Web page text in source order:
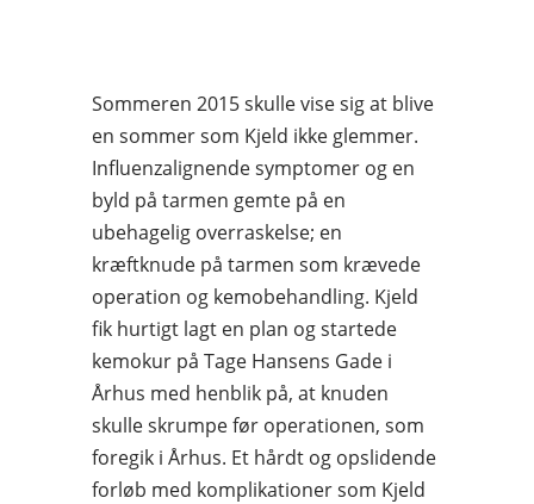
Sommeren 2015 skulle vise sig at blive
en sommer som Kjeld ikke glemmer.
Influenzalignende symptomer og en
byld på tarmen gemte på en
ubehagelig overraskelse; en
kræftknude på tarmen som krævede
operation og kemobehandling. Kjeld
fik hurtigt lagt en plan og startede
kemokur på Tage Hansens Gade i
Århus med henblik på, at knuden
skulle skrumpe før operationen, som
foregik i Århus. Et hårdt og opslidende
forløb med komplikationer som Kjeld